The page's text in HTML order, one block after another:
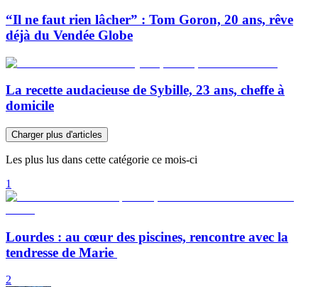
“Il ne faut rien lâcher” : Tom Goron, 20 ans, rêve
déjà du Vendée Globe
La recette audacieuse de Sybille, 23 ans, cheffe à
domicile
Charger plus d'articles
Les plus lus dans cette catégorie ce mois-ci
1
Lourdes : au cœur des piscines, rencontre avec la
tendresse de Marie
2